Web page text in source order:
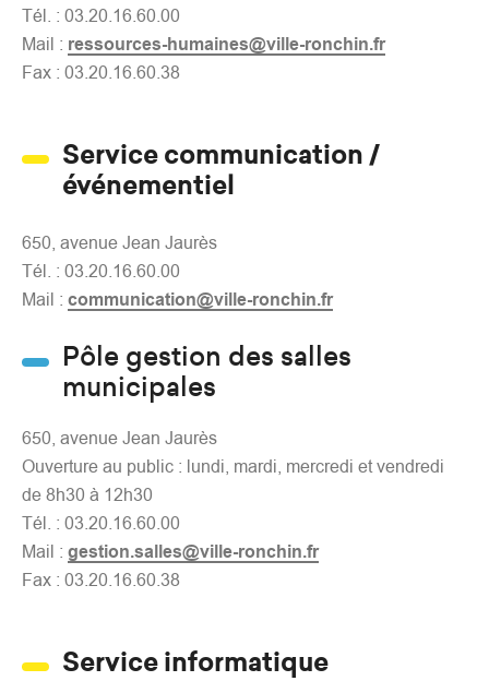
Tél. : 03.20.16.60.00
Mail : ressources-humaines@ville-ronchin.fr
Fax : 03.20.16.60.38
Service communication /
événementiel
650, avenue Jean Jaurès
Tél. : 03.20.16.60.00
Mail : communication@ville-ronchin.fr
Pôle gestion des salles
municipales
650, avenue Jean Jaurès
Ouverture au public : lundi, mardi, mercredi et vendredi
de 8h30 à 12h30
Tél. : 03.20.16.60.00
Mail : gestion.salles@ville-ronchin.fr
Fax : 03.20.16.60.38
Service informatique